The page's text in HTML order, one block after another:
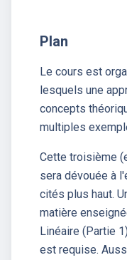
Plan
Le cours est
lesquels une
concepts
multiples
Cette troisième
sera dévouée à
cités plus haut.
matière
Linéaire (Partie
est requise.